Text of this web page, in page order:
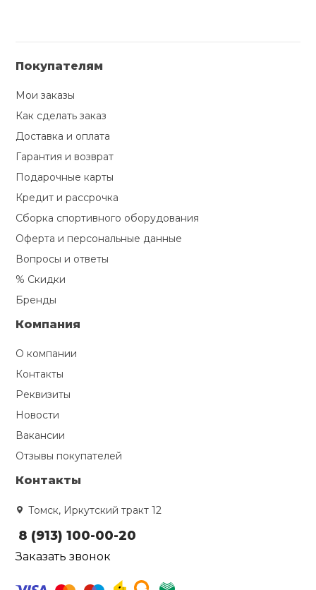
Покупателям
Мои заказы
Как сделать заказ
Доставка и оплата
Гарантия и возврат
Подарочные карты
Кредит и рассрочка
Сборка спортивного оборудования
Оферта и персональные данные
Вопросы и ответы
% Скидки
Бренды
Компания
О компании
Контакты
Реквизиты
Новости
Вакансии
Отзывы покупателей
Контакты
Томск, Иркутский тракт 12
8 (913) 100-00-20
Заказать звонок